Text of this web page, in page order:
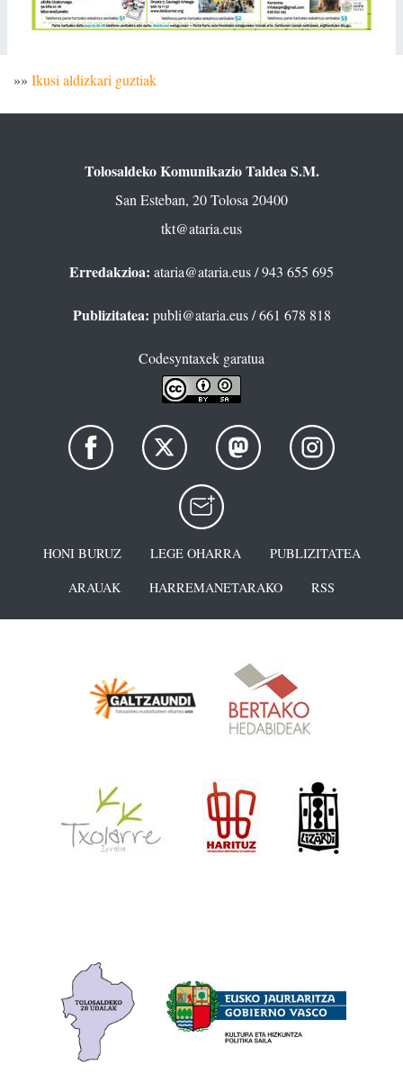
»» Ikusi aldizkari guztiak
Tolosaldeko Komunikazio Taldea S.M.
San Esteban, 20 Tolosa 20400
tkt@ataria.eus
Erredakzioa: ataria@ataria.eus/ 943 655 695
Publizitatea: publi@ataria.eus/ 661 678 818
Codesyntaxek garatua
HONI BURUZ LEGE OHARRA
PUBLIZITATEA
ARAUAK
HARREMANETARAKO RSS